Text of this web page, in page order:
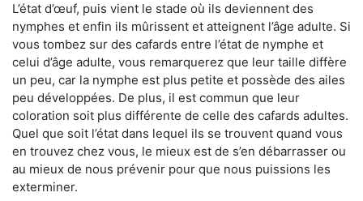
L’état d’œuf, puis vient le stade où ils deviennent des
nymphes et enfin ils mûrissent et atteignent l’âge adulte. Si
vous tombez sur des cafards entre l’état de nymphe et
celui d’âge adulte, vous remarquerez que leur taille diffère
un peu, car la nymphe est plus petite et possède des ailes
peu développées. De plus, il est commun que leur
coloration soit plus différente de celle des cafards adultes.
Quel que soit l’état dans lequel ils se trouvent quand vous
en trouvez chez vous, le mieux est de s’en débarrasser ou
au mieux de nous prévenir pour que nous puissions les
exterminer.